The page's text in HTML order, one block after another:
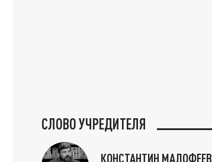
СЛОВО УЧРЕДИТЕЛЯ
КОНСТАНТИН МАЛОФЕЕВ